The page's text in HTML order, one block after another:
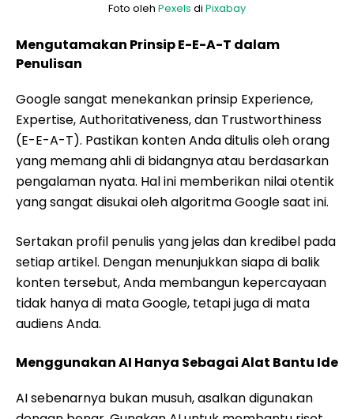
Foto oleh Pexels di Pixabay
Mengutamakan Prinsip E-E-A-T dalam
Penulisan
Google sangat menekankan prinsip Experience,
Expertise, Authoritativeness, dan Trustworthiness
(E-E-A-T). Pastikan konten Anda ditulis oleh orang
yang memang ahli di bidangnya atau berdasarkan
pengalaman nyata. Hal ini memberikan nilai otentik
yang sangat disukai oleh algoritma Google saat ini.
Sertakan profil penulis yang jelas dan kredibel pada
setiap artikel. Dengan menunjukkan siapa di balik
konten tersebut, Anda membangun kepercayaan
tidak hanya di mata Google, tetapi juga di mata
audiens Anda.
Menggunakan AI Hanya Sebagai Alat Bantu Ide
AI sebenarnya bukan musuh, asalkan digunakan